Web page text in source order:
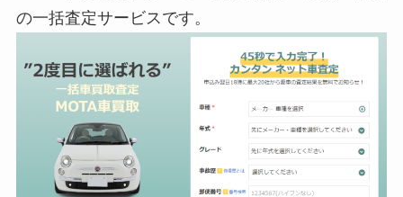
の一括査定サービスです。